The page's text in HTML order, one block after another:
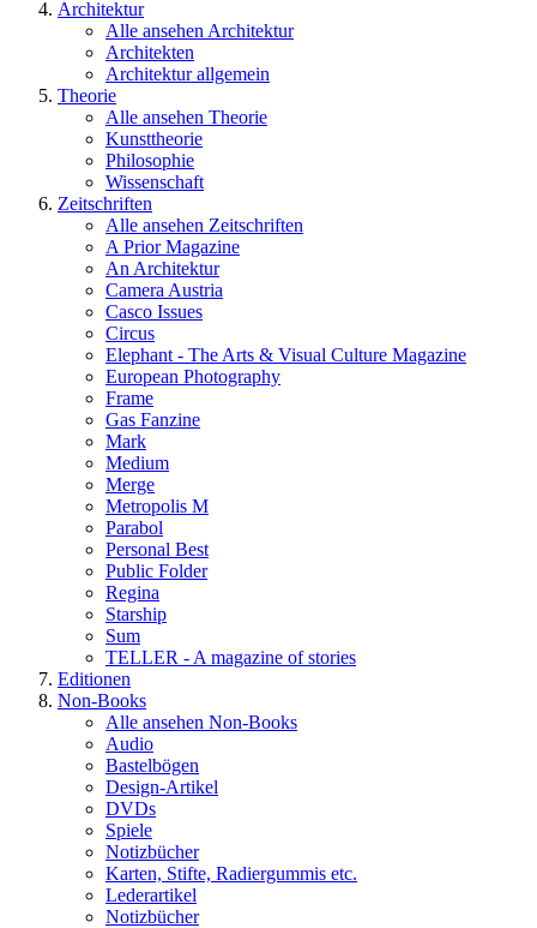
Architektur
Alle ansehen Architektur
Architekten
Architektur allgemein
Theorie
Alle ansehen Theorie
Kunsttheorie
Philosophie
Wissenschaft
Zeitschriften
Alle ansehen Zeitschriften
A Prior Magazine
An Architektur
Camera Austria
Casco Issues
Circus
Elephant - The Arts & Visual Culture Magazine
European Photography
Frame
Gas Fanzine
Mark
Medium
Merge
Metropolis M
Parabol
Personal Best
Public Folder
Regina
Starship
Sum
TELLER - A magazine of stories
Editionen
Non-Books
Alle ansehen Non-Books
Audio
Bastelbögen
Design-Artikel
DVDs
Spiele
Notizbücher
Karten, Stifte, Radiergummis etc.
Lederartikel
Notizbücher